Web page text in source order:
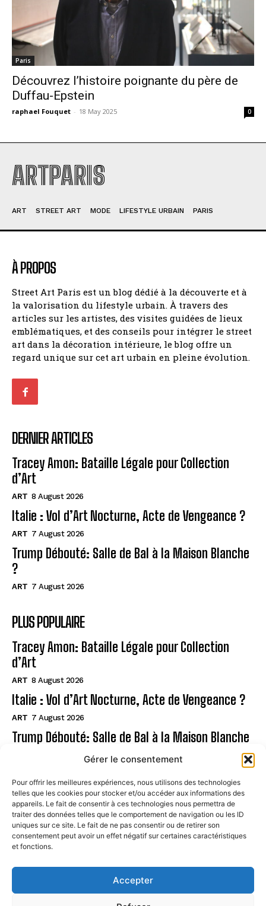
Gérer le consentement
Pour offrir les meilleures expériences, nous utilisons des technologies
telles que les cookies pour stocker et/ou accéder aux informations des
appareils. Le fait de consentir à ces technologies nous permettra de
traiter des données telles que le comportement de navigation ou les ID
uniques sur ce site. Le fait de ne pas consentir ou de retirer son
consentement peut avoir un effet négatif sur certaines caractéristiques
et fonctions.
Accepter
Paris
Découvrez l’histoire poignante du père de
Duffau-Epstein
raphael Fouquet - 18 May 2025 0
ARTPARIS
ART STREET ART MODE LIFESTYLE URBAIN PARIS
À PROPOS
Street Art Paris est un blog dédié à la découverte et à
la valorisation du lifestyle urbain. À travers des
articles sur les artistes, des visites guidées de lieux
emblématiques, et des conseils pour intégrer le street
art dans la décoration intérieure, le blog offre un
regard unique sur cet art urbain en pleine évolution.
DERNIER ARTICLES
Tracey Amon: Bataille Légale pour Collection
d’Art
ART 8 August 2026
Italie : Vol d’Art Nocturne, Acte de Vengeance ?
ART 7 August 2026
Trump Débouté: Salle de Bal à la Maison Blanche
?
ART 7 August 2026
PLUS POPULAIRE
Tracey Amon: Bataille Légale pour Collection
d’Art
ART 8 August 2026
Italie : Vol d’Art Nocturne, Acte de Vengeance ?
ART 7 August 2026
Trump Débouté: Salle de Bal à la Maison Blanche
Page
CONTACT
MENTIONS LÉGALES